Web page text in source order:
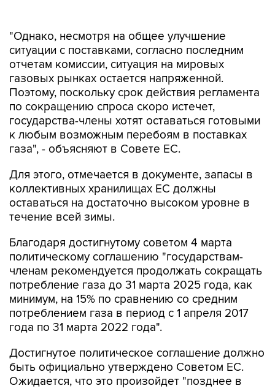
отчетам комиссии, ситуация на мировых
газовых рынках остается напряженной.
Поэтому, поскольку срок действия регламента
по сокращению спроса скоро истечет,
государства-члены хотят оставаться готовыми
к любым возможным перебоям в поставках
газа", - объясняют в Совете ЕС.
Для этого, отмечается в документе, запасы в
оставаться на достаточно высоком уровне в
течение всей зимы.
Благодаря достигнутому советом 4 марта
членам рекомендуется продолжать сокращать
потребление газа до 31 марта 2025 года, как
минимум, на 15% по сравнению со средним
потреблением газа в период с 1 апреля 2017
года по 31 марта 2022 года".
Достигнутое политическое соглашение должно
Ожидается, что это произойдет "позднее в
марте 2024 года".